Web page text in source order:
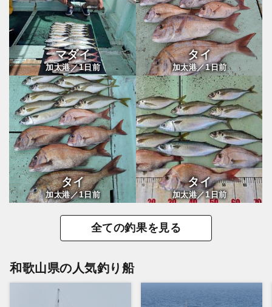
マダイ
加太港／1日前
タイ
加太港／1日前
タイ
加太港／1日前
タイ
加太港／1日前
全ての釣果を見る
和歌山県の人気釣り船